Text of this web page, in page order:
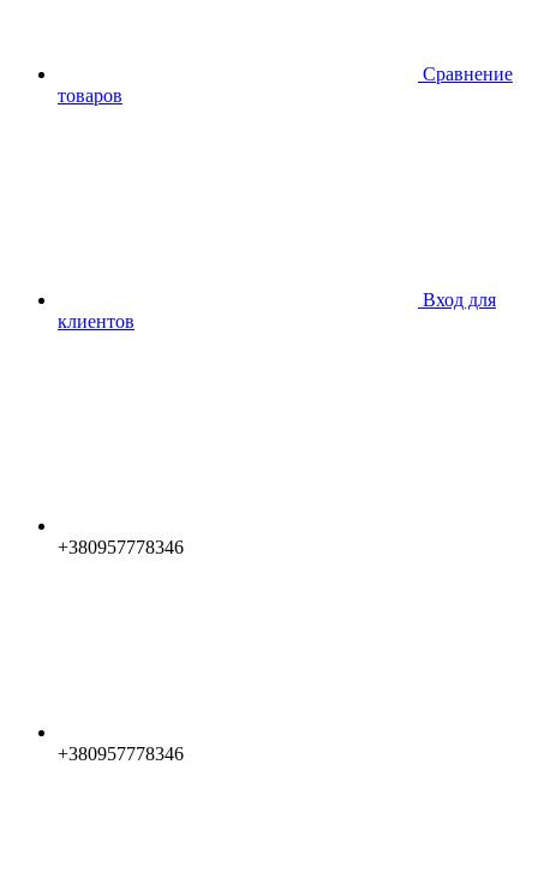
Сравнение
товаров
Вход для
клиентов
+380957778346
+380957778346